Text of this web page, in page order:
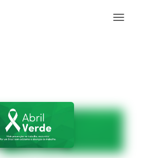
Toggle